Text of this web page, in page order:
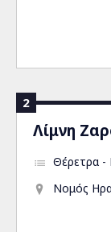
2
Λίμνη
Θέρετρα -
Νομός